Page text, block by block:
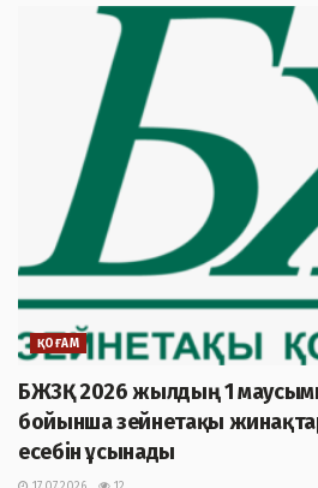
ҚОҒАМ
БЖЗҚ 2026 жылдың 1
бойынша зейнетақы
есебін ұсынады